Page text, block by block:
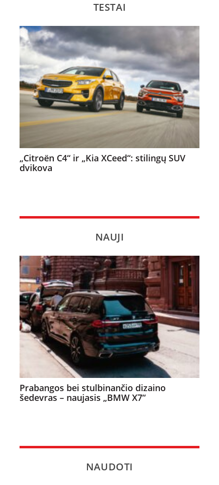
TESTAI
„Citroën C4“ ir „Kia XCeed“: stilingų SUV
dvikova
NAUJI
Prabangos bei stulbinančio dizaino
šedevras – naujasis „BMW X7“
NAUDOTI